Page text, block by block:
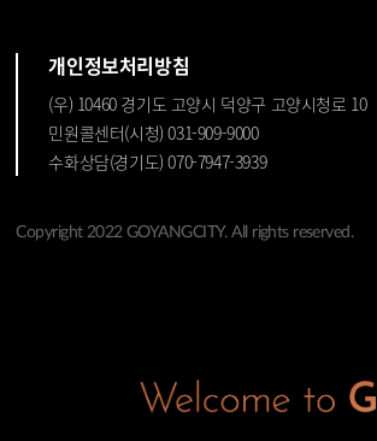
개인정보처리방침
(우) 10460 경기도 고양시 덕양구 고양시청로 10
민원콜센터(시청) 031-909-9000
수화상담(경기도) 070-7947-3939
Copyright 2022 GOYANGCITY. All rights reserved.